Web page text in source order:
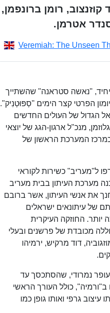
קוזנצוב, רומן ברונפמן,
אטרמן.
Veremiah: The Unseen
במדינת ישראל עיתון רוסי יחיד, "נאשה סטראנה" שהשתייך
בשנת 1989 ראה אור השבועון "נובוסטי נדלי" וב-1990 נוסד היומון הפרטי קצר הימים "סְפּוּטְנִיק".
הגדול של העולים החדשים
מנכ"ל ארגון-הגג של יוצאי
המערכת הראשון של
נסיוניות שצורפו ל"מעריב" כשירות לקוראי
מערכת העיתון בבית מעריב
את אנשי העיתון, אשר ברובם
של עיתונאים ישראלים
יותר. החוזקה העיקרית
מכובדת של פרשנים ובעלי
דוד מרקיש, ירמיהו
לשליטת עופר נמרודי, שהסתכסך עד
1992 עברו מיטב העיתונאים ב"ורמיה", כולל העורך הראשי
גרפי ואותו גופן כמו